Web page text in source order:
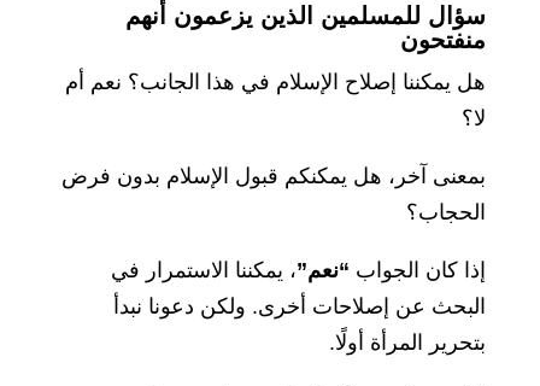
سؤال للمسلمين الذين يزعمون أنهم
منفتحون
هل يمكننا إصلاح الإسلام في هذا الجانب؟ نعم أم
لا؟
بمعنى آخر، هل يمكنكم قبول الإسلام بدون فرض
الحجاب؟
إذا كان الجواب “نعم”، يمكننا الاستمرار في
البحث عن إصلاحات أخرى. ولكن دعونا نبدأ
بتحرير المرأة أولًا.